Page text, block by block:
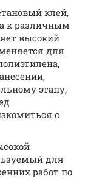
клей,
к различным
высокий
для
этапу,
с
для
работ по